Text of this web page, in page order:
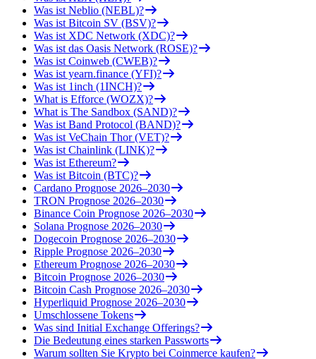
Was ist Neblio (NEBL)?
Was ist Bitcoin SV (BSV)?
Was ist XDC Network (XDC)?
Was ist das Oasis Network (ROSE)?
Was ist Coinweb (CWEB)?
Was ist yearn.finance (YFI)?
Was ist 1inch (1INCH)?
What is Efforce (WOZX)?
What is The Sandbox (SAND)?
Was ist Band Protocol (BAND)?
Was ist VeChain Thor (VET)?
Was ist Chainlink (LINK)?
Was ist Ethereum?
Was ist Bitcoin (BTC)?
Cardano Prognose 2026–2030
TRON Prognose 2026–2030
Binance Coin Prognose 2026–2030
Solana Prognose 2026–2030
Dogecoin Prognose 2026–2030
Ripple Prognose 2026–2030
Ethereum Prognose 2026–2030
Bitcoin Prognose 2026–2030
Bitcoin Cash Prognose 2026–2030
Hyperliquid Prognose 2026–2030
Umschlossene Tokens
Was sind Initial Exchange Offerings?
Die Bedeutung eines starken Passworts
Warum sollten Sie Krypto bei Coinmerce kaufen?